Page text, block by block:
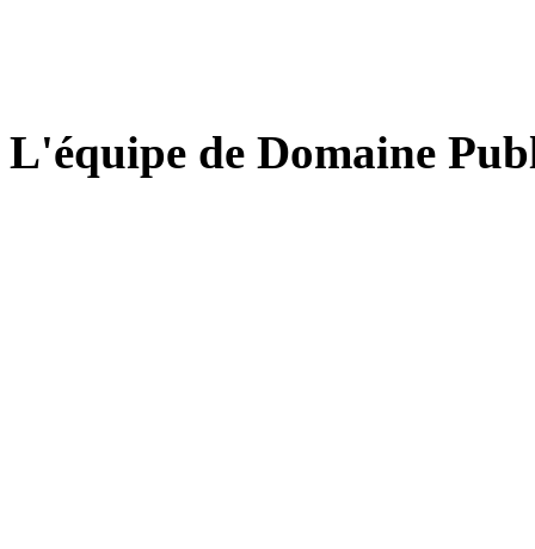
L'équipe de Domaine